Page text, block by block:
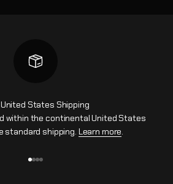
States Shipping
within the continental United States
standard shipping. Learn more.